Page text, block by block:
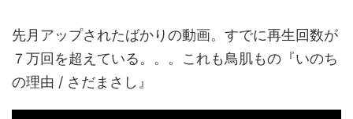
先月アップされたばかりの動画。すでに再生回数が
７万回を超えている。。。これも鳥肌もの『いのち
の理由 / さだまさし』